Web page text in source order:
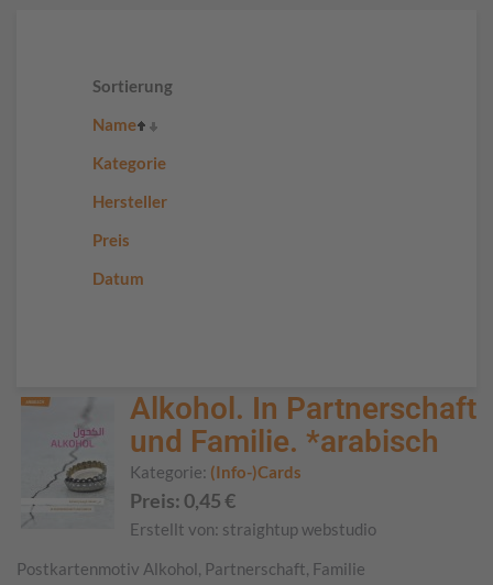
Sortierung
Name
Kategorie
Hersteller
Preis
Datum
Alkohol. In Partnerschaft
und Familie. *arabisch
Kategorie: (Info-)Cards
Preis: 0,45€
Erstellt von: straightup webstudio
Postkartenmotiv Alkohol, Partnerschaft, Familie